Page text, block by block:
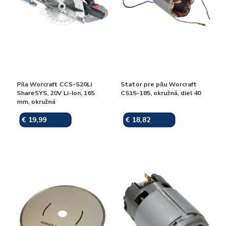
Píla Worcraft CCS-S20Li
ShareSYS, 20V Li-Ion, 165
mm, okružná
€ 19,99
Stator pre pílu Worcraft
CS15-185, okružná, diel 40
€ 18,82